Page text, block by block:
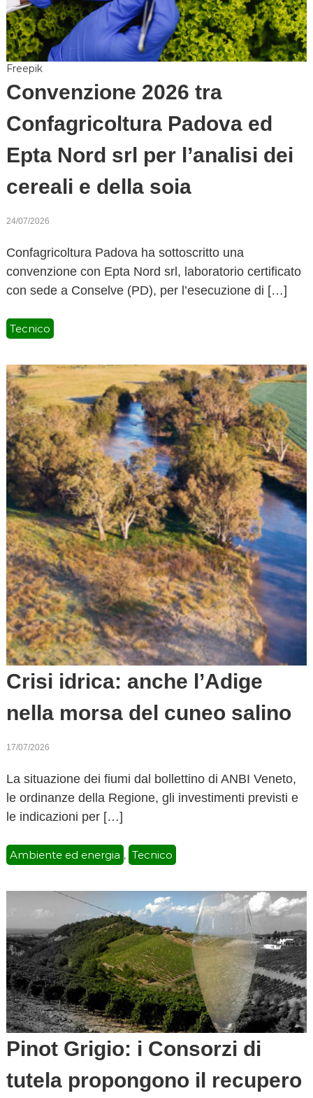
o
v
a
Freepik
Convenzione 2026 tra
Confagricoltura Padova ed
Epta Nord srl per l’analisi dei
cereali e della soia
24/07/2026
Confagricoltura Padova ha sottoscritto una
convenzione con Epta Nord srl, laboratorio certificato
con sede a Conselve (PD), per l’esecuzione di […]
Tecnico
Crisi idrica: anche l’Adige
nella morsa del cuneo salino
17/07/2026
La situazione dei fiumi dal bollettino di ANBI Veneto,
le ordinanze della Regione, gli investimenti previsti e
le indicazioni per […]
Ambiente ed energia , Tecnico
Pinot Grigio: i Consorzi di
tutela propongono il recupero